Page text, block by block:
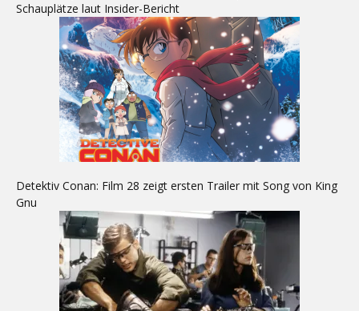
Schauplätze laut Insider-Bericht
Detektiv Conan: Film 28 zeigt ersten Trailer mit Song von King
Gnu